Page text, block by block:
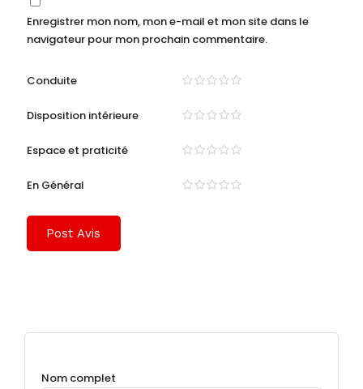
Enregistrer mon nom, mon e-mail et mon site dans le
navigateur pour mon prochain commentaire.
Conduite
Disposition intérieure
Espace et praticité
En Général
Nom complet